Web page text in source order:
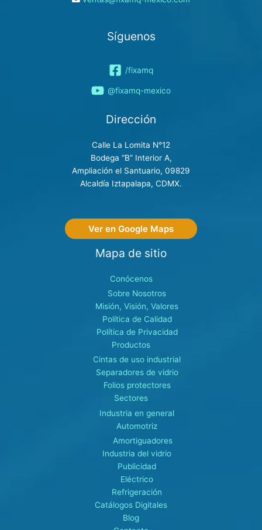
Síguenos
/fixamq
@fixamq-mexico
Dirección
Calle La Lomita N°12
Bodega “B” Interior A,
Ampliación el Santuario, 09829
Alcaldía Iztapalapa, CDMX.
Ver en Google Maps
Mapa de sitio
Conócenos
Sobre Nosotros
Misión, Visión, Valores
Política de Calidad
Política de Privacidad
Productos
Cintas de uso industrial
Separadores de vidrio
Folios protectores
Sectores
Industria en general
Automotriz
Amortiguadores
Industria del vidrio
Publicidad
Eléctrico
Refrigeración
Catálogos Digitales
Blog